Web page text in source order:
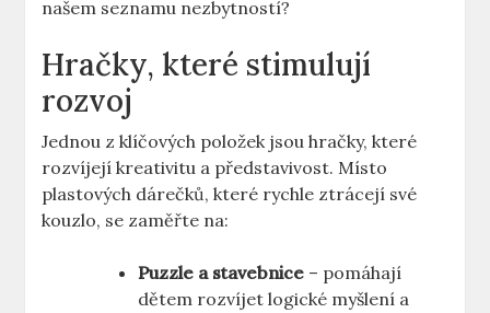
našem seznamu nezbytností?
Hračky, které stimulují
rozvoj
Jednou z klíčových položek jsou hračky, které
rozvíjejí kreativitu a představivost. Místo
plastových dárečků, které rychle ztrácejí své
kouzlo, se zaměřte na:
Puzzle a stavebnice – pomáhají
dětem rozvíjet logické myšlení a